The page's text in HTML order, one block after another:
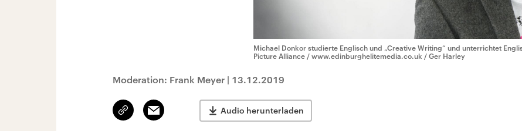
Michael Donkor studierte Englisch und „Creative Writing“ und unterrichtet
Picture Alliance / www.edinburghelitemedia.co.uk / Ger Harley
Moderation: Frank Meyer | 13.12.2019
Link
kopieren/teilen
Email Audio herunterladen